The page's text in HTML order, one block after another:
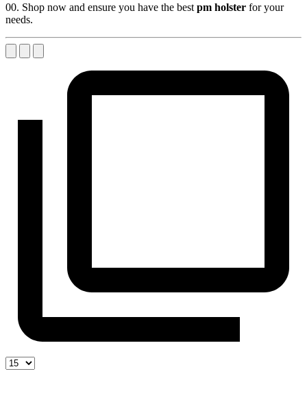
00. Shop now and ensure you have the best pm holster for your
needs.